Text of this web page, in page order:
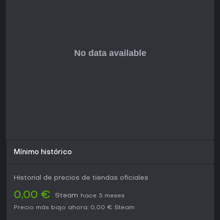
personalizables en batallas masivas, pero puede no
Mínimo histórico
Historial de precios de tiendas oficiales
0,00 € Steam
hace 5 meses
Precio más bajo ahora: 0,00 € Steam